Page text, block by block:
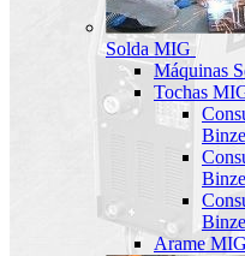
Solda MIG
Máquinas
Tochas
Arame